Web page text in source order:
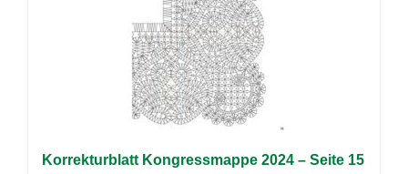
Korrekturblatt Kongressmappe 2024 – Seite 15